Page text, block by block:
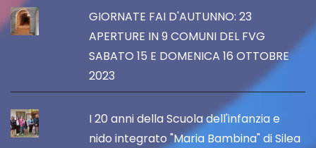
GIORNATE FAI D'AUTUNNO: 23
APERTURE IN 9 COMUNI DEL FVG
SABATO 15 E DOMENICA 16 OTTOBRE
2023
I 20 anni della Scuola dell'infanzia e
nido integrato "Maria Bambina" di Silea